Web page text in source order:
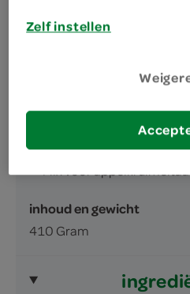
inhoud en gewicht
410 Gram
Zelf instellen